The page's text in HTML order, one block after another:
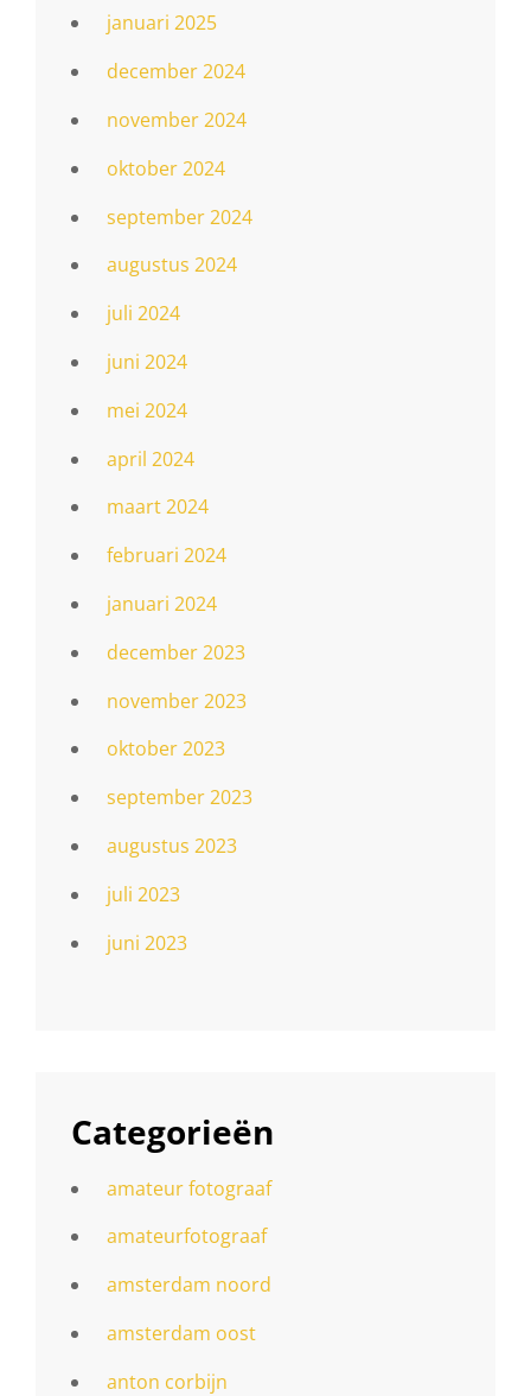
januari 2025
december 2024
november 2024
oktober 2024
september 2024
augustus 2024
juli 2024
juni 2024
mei 2024
april 2024
maart 2024
februari 2024
januari 2024
december 2023
november 2023
oktober 2023
september 2023
augustus 2023
juli 2023
juni 2023
Categorieën
amateur fotograaf
amateurfotograaf
amsterdam noord
amsterdam oost
anton corbijn